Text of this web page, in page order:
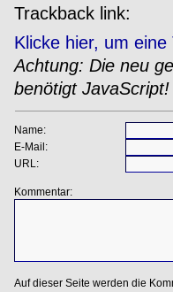
Trackback link:
Klicke hier, um
Achtung: Die neu
benötigt JavaScript!
Name:
E-Mail:
URL:
Kommentar:
Auf dieser Seite werden die